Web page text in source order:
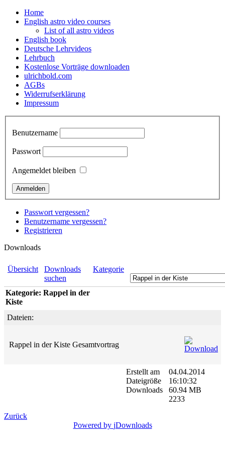
Home
English astro video courses
List of all astro videos
English book
Deutsche Lehrvideos
Lehrbuch
Kostenlose Vorträge downloaden
ulrichbold.com
AGBs
Widerrufserklärung
Impressum
Benutzername
Passwort
Angemeldet bleiben
Passwort vergessen?
Benutzername vergessen?
Registrieren
Downloads
Übersicht
Downloads
suchen
Kategorie
Kategorie: Rappel in der
Kiste
Dateien:
Rappel in der Kiste Gesamtvortrag
Erstellt am
Dateigröße
Downloads
04.04.2014
16:10:32
60.94 MB
2233
Zurück
Powered by jDownloads